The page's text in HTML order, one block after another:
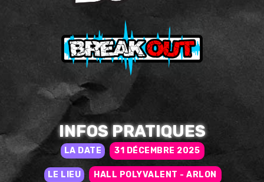
INFOS PRATIQUES
LA DATE 31 DÉCEMBRE 2025
LE LIEU HALL POLYVALENT - ARLON